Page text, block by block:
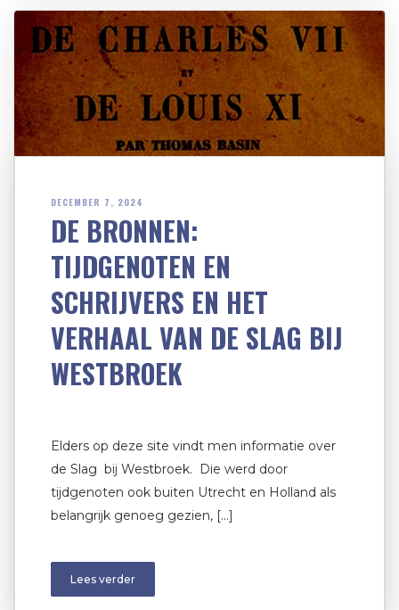
DECEMBER 7, 2024
DE BRONNEN:
TIJDGENOTEN EN
SCHRIJVERS EN HET
VERHAAL VAN DE SLAG BIJ
WESTBROEK
Elders op deze site vindt men informatie over
de Slag bij Westbroek. Die werd door
tijdgenoten ook buiten Utrecht en Holland als
belangrijk genoeg gezien, […]
Lees verder